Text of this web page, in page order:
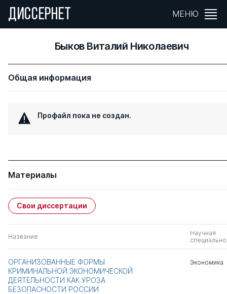
ДИССЕРНЕТ МЕНЮ
Быков Виталий Николаевич
Общая информация
Профайл пока не создан.
Материалы
Свои диссертации
Название
Научная
ОРГАНИЗОВАННЫЕ ФОРМЫ
КРИМИНАЛЬНОЙ ЭКОНОМИЧЕСКОЙ
ДЕЯТЕЛЬНОСТИ КАК УРОЗА
БЕЗОПАСНОСТИ РОССИИ
Экономика